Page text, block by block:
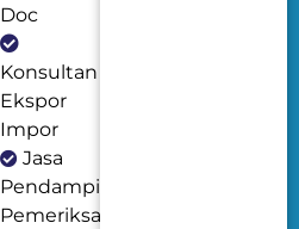
Doc
Konsultan
Ekspor
Impor
Jasa
Pendampingan
Pemeriksaan